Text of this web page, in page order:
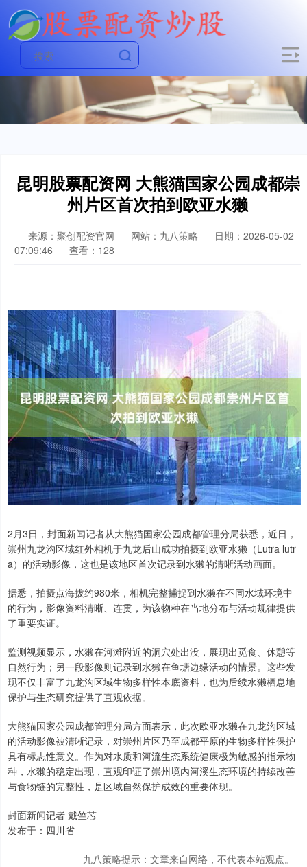
昆明股票配资网 大熊猫国家公园成都崇
州片区首次拍到欧亚水獭
来源：聚创配资官网 网站：九八策略
日期：2026-05-02
07:09:46
查看：128
2月3日，封面新闻记者从大熊猫国家公园成都管理分局获悉，近日，
崇州九龙沟区域红外相机于九龙后山成功拍摄到欧亚水獭（Lutra lutr
a）的活动影像，这也是该地区首次记录到水獭的清晰活动画面。
据悉，拍摄点海拔约980米，相机完整捕捉到水獭在不同水域环境中
的行为，影像资料清晰、连贯，为该物种在当地分布与活动规律提供
了重要实证。
监测视频显示，水獭在河滩附近的洞穴处出没，展现出觅食、休憩等
自然行为；另一段影像则记录到水獭在鱼塘边缘活动的情景。这些发
现不仅丰富了九龙沟区域生物多样性本底资料，也为后续水獭栖息地
保护与生态研究提供了直观依据。
大熊猫国家公园成都管理分局方面表示，此次欧亚水獭在九龙沟区域
的活动影像被清晰记录，对崇州片区乃至成都平原的生物多样性保护
具有标志性意义。作为对水质和河流生态系统健康极为敏感的指示物
种，水獭的稳定出现，直观印证了崇州境内河溪生态环境的持续改善
与食物链的完整性，是区域自然保护成效的重要体现。
封面新闻记者 戴竺芯
发布于：四川省
九八策略提示：文章来自网络，不代表本站观点。